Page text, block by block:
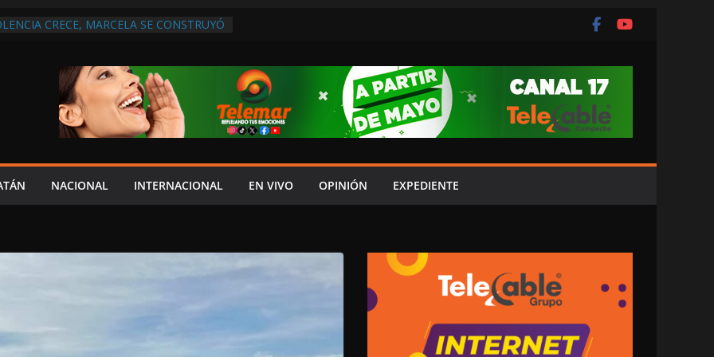
CRECE, MARCELA SE CONSTRUYÓ
EMPLEOS
NO PAGA A PROVEEDORES, PEMEX LA
HAY UN PROYECTO PARA
CULTURAL MULTIFUNCIONAL EN EL
MÉDICA PARA FIJAR
RESPONSABLE DEL ACCIDENTE
NACIONAL INTERNACIONAL EN VIVO OPINIÓN EXPEDIENTE